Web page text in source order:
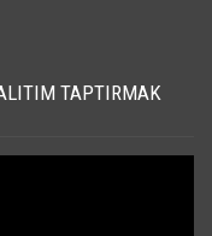
TAPTIRMAK